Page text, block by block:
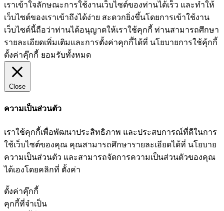
เราเข้าใจลักษณะการใช้งานเว็บไซต์ของท่านได้เร็ว และทำให้
เว็บไซต์ของเราเข้าถึงได้ง่าย สะดวกยิ่งขึ้นโดยการเข้าใช้งาน
เว็บไซต์นี้ถือว่าท่านได้อนุญาตให้เราใช้คุกกี้ ท่านสามารถศึกษา
รายละเอียดเพิ่มเติมและการตั้งค่าคุกกี้ได้ที่ นโยบายการใช้คุ้กกี้
ตั้งค่าคุ๊กกี้ ยอมรับทั้งหมด
Close
ความเป็นส่วนตัว
เราใช้คุกกี้เพื่อพัฒนาประสิทธิภาพ และประสบการณ์ที่ดีในการ
ใช้เว็บไซต์ของคุณ คุณสามารถศึกษารายละเอียดได้ที่ นโยบาย
ความเป็นส่วนตัว และสามารถจัดการความเป็นส่วนตัวของคุณ
ได้เองโดยคลิกที่ ตั้งค่า
ตั้งค่าคุ๊กกี้
คุกกี้ที่จำเป็น